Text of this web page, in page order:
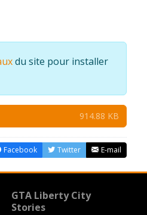
du site pour installer
914.88 KB
Facebook Twitter E-mail
GTA Liberty City
Stories